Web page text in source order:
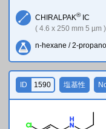
CHIRALPAK®IC
( 4.6 x 250 mm 5 µm )
n-hexane / 2-
N
H
Cl
ID 1590 塩基性